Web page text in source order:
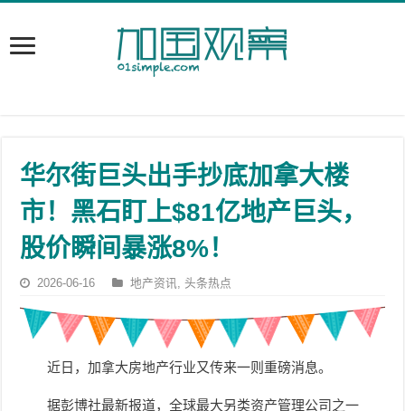
华尔街巨头出手抄底加拿大楼
市！黑石盯上$81亿地产巨头，
股价瞬间暴涨8%！
2026-06-16 地产资讯,头条热点
近日，加拿大房地产行业又传来一则重磅消息。
据彭博社最新报道，全球最大另类资产管理公司之一